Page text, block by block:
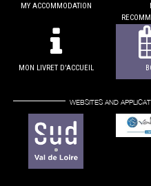
MY ACCOMMODATION
MON LIVRET D'ACCUEIL
WEBSITES AND